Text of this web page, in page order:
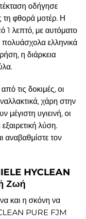
οδήγησε
τη φθορά μοτέρ. Η
1 λεπτό, με αυτόματο
πολυάσχολα ελληνικά
η διάρκεια
τις δοκιμές, οι
χάρη στην
υγιεινή, οι
λύση.
αναβαθμίστε τον
HYCLEAN
Ζωή
και η σκόνη να
PURE FJM